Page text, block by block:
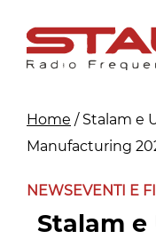
content
Home / Stalam e
Manufacturing
NEWSEVENTI E
Stalam